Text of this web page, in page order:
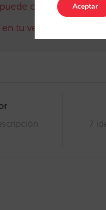
ofrecer
tu venta directa
7
Aceptar